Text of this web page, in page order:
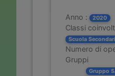
Anno : 2020
Classi
Scuola
Numero di
Gruppi
Gruppo